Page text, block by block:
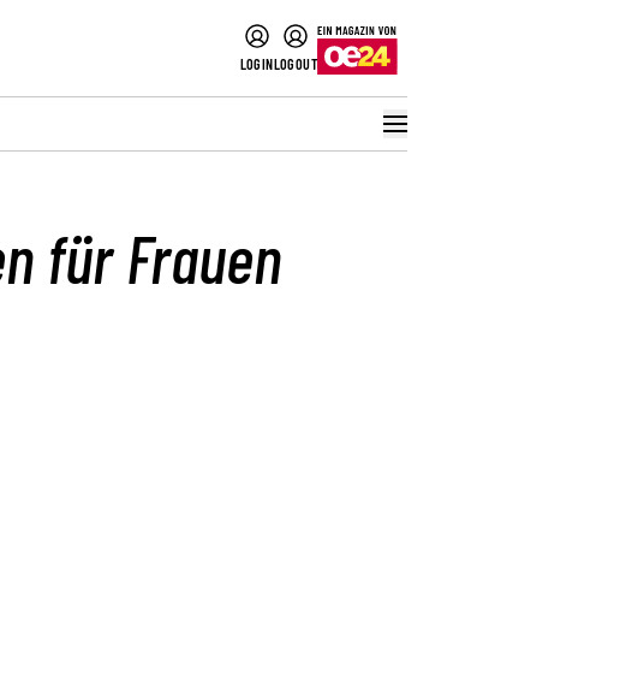
LOGINLOGOUT
für Frauen